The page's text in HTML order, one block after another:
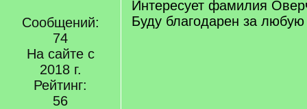
Сообщений:
74
На сайте с
2018 г.
Рейтинг:
56
Интересует фамилия
Буду благодарен за